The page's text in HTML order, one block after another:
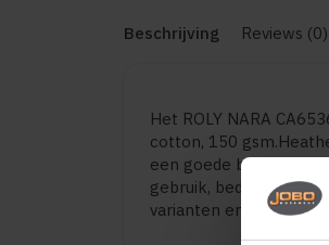
Beschrijving Reviews (0)
Het ROLY NARA
cotton, 150
een goede balans
gebruik,
varianten en maten.